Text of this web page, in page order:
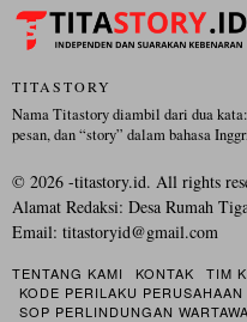
TITASTORY
Nama Titastory diambil dari dua
pesan, dan “story” dalam bahasa
© 2026 -titastory.id. All rights
Alamat Redaksi: Desa Rumah
Email: titastoryid@gmail.com
TENTANG KAMI KONTAK TIM
KODE PERILAKU PERUSAHAAN
SOP PERLINDUNGAN